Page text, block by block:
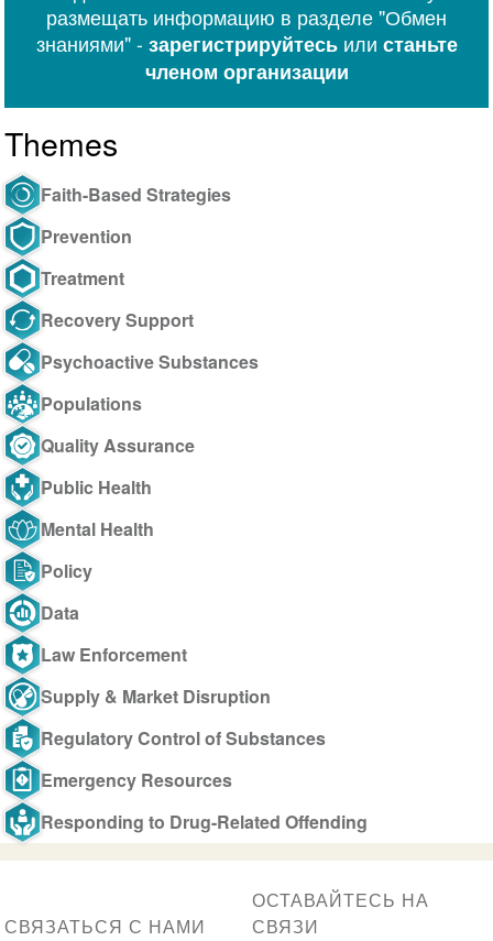
размещать информацию в разделе "Обмен
знаниями" -зарегистрируйтесьили станьте
членом организации
Themes
Faith-Based Strategies
Prevention
Treatment
Recovery Support
Psychoactive Substances
Populations
Quality Assurance
Public Health
Mental Health
Policy
Data
Law Enforcement
Supply & Market Disruption
Regulatory Control of Substances
Emergency Resources
Responding to Drug-Related Offending
СВЯЗАТЬСЯ С НАМИ
ОСТАВАЙТЕСЬ НА
СВЯЗИ